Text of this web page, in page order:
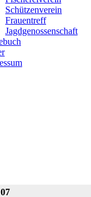
Schützenverein
Frauentreff
Jagdgenossenschaft